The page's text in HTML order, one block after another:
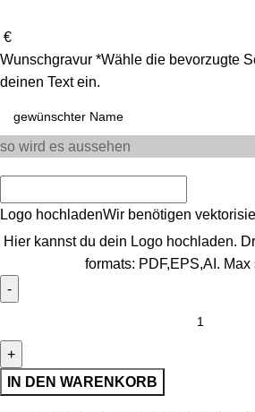
€
Wunschgravur *Wähle die bevorzugte
deinen Text ein.
so wird es aussehen
Logo hochladenWir benötigen
Hier kannst du dein Logo hochladen.
formats: PDF,EPS,AI. Max
IN DEN WARENKORB